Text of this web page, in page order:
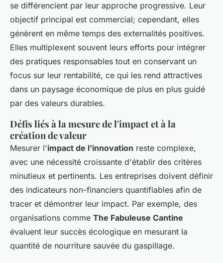
se différencient par leur approche progressive. Leur
objectif principal est commercial; cependant, elles
génèrent en même temps des externalités positives.
Elles multiplexent souvent leurs efforts pour intégrer
des pratiques responsables tout en conservant un
focus sur leur rentabilité, ce qui les rend attractives
dans un paysage économique de plus en plus guidé
par des valeurs durables.
Défis liés à la mesure de l'impact et à la
création de valeur
Mesurer l'impact de l'innovation reste complexe,
avec une nécessité croissante d'établir des critères
minutieux et pertinents. Les entreprises doivent définir
des indicateurs non-financiers quantifiables afin de
tracer et démontrer leur impact. Par exemple, des
organisations comme The Fabuleuse Cantine
évaluent leur succès écologique en mesurant la
quantité de nourriture sauvée du gaspillage.